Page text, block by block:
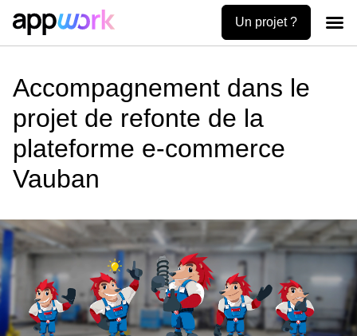
Un projet ?
Accompagnement dans le
projet de refonte de la
plateforme e-commerce
Vauban